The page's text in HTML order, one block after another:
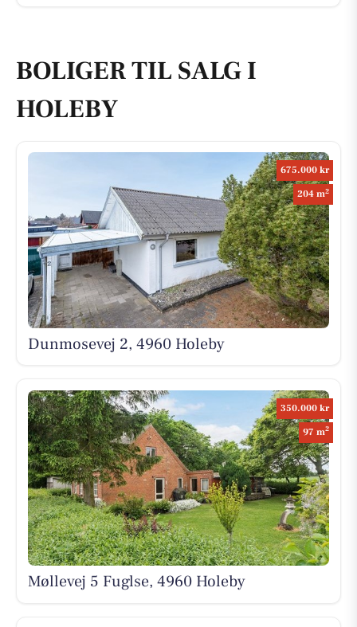
BOLIGER TIL SALG I
HOLEBY
675.000 kr
204 m2
Dunmosevej 2, 4960 Holeby
350.000 kr
97 m2
Møllevej 5 Fuglse, 4960 Holeby